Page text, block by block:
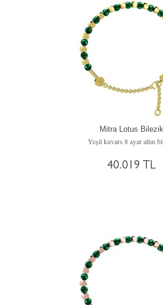
Mitra Lotus Bilezik
Yeşil kuvars 8 ayar altın
40.019 TL